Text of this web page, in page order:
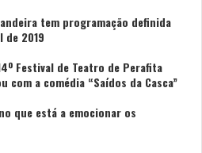
tem programação definida
de 2019
Festival de Teatro de Perafita
com a comédia “Saídos da Casca”
que está a emocionar os